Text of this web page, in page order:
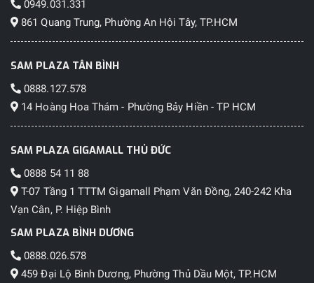
0949.031.331
861 Quang Trung, Phường An Hội Tây, TP.HCM
SAM PLAZA TÂN BÌNH
0888.127.578
14 Hoàng Hoa Thám - Phường Bảy Hiền - TP HCM
SAM PLAZA GIGAMALL THỦ ĐỨC
0888 54 11 88
T-07 Tầng 1 TTTM Gigamall Phạm Văn Đồng, 240-242 Kha
Vạn Cân, P. Hiệp Bình
SAM PLAZA BÌNH DƯƠNG
0888.026.578
459 Đại Lộ Bình Dương, Phường Thủ Dầu Một, TP.HCM